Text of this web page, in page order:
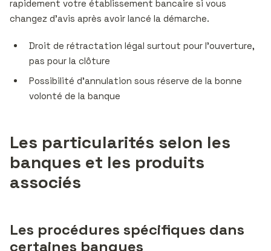
rapidement votre établissement bancaire si vous
changez d’avis après avoir lancé la démarche.
Droit de rétractation légal surtout pour l’ouverture,
pas pour la clôture
Possibilité d’annulation sous réserve de la bonne
volonté de la banque
Les particularités selon les
banques et les produits
associés
Les procédures spécifiques dans
certaines banques